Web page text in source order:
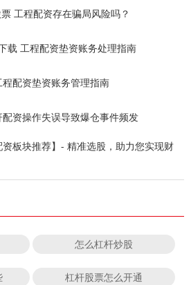
工程配资存在骗局风险吗？
载 工程配资垫资账务处理指南
配资垫资账务管理指南
资操作失误导致爆仓事件频发
板块推荐】- 精准选股，助力您实现财
怎么杠杆炒股
杠杆股票怎么开通